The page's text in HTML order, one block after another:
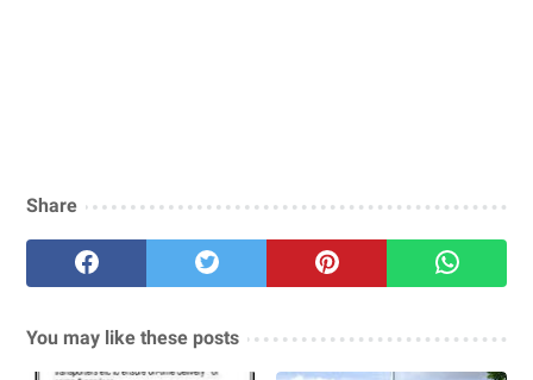
Share
You may like these posts